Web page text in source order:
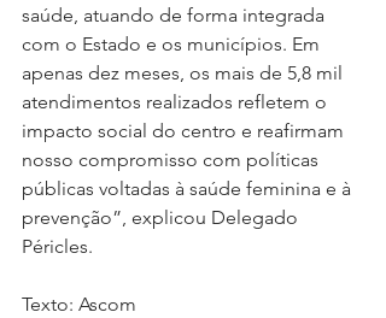
saúde, atuando de forma integrada
com o Estado e os municípios. Em
apenas dez meses, os mais de 5,8 mil
atendimentos realizados refletem o
impacto social do centro e reafirmam
nosso compromisso com políticas
públicas voltadas à saúde feminina e à
prevenção”, explicou Delegado
Péricles.
Texto: Ascom